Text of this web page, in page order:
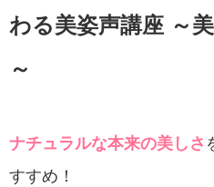
わる美姿声講座 ～
～
ナチュラルな本来の美しさ
すすめ！